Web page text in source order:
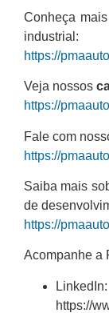
Conheça
industrial:
https://
Veja nossos
https://
Fale com
https://
Saiba mais
de
https://
Acompanhe a
LinkedIn:
https://